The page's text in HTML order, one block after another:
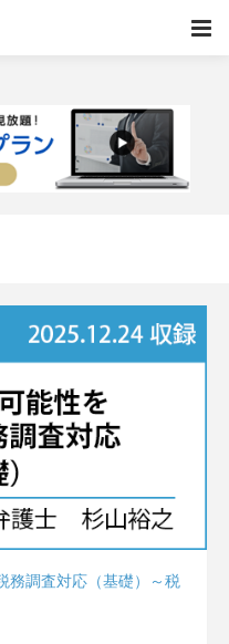
務調査対応（基礎）～税